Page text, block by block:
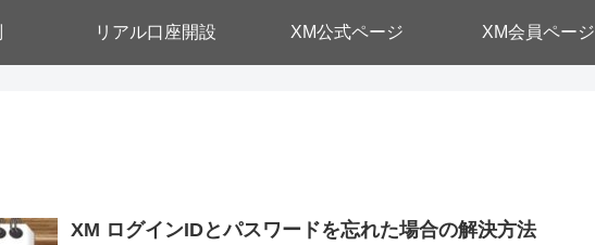
リアル口座開設 XM公式ページ XM会員ページ
XM ログインIDとパスワードを忘れた場合の解決方法